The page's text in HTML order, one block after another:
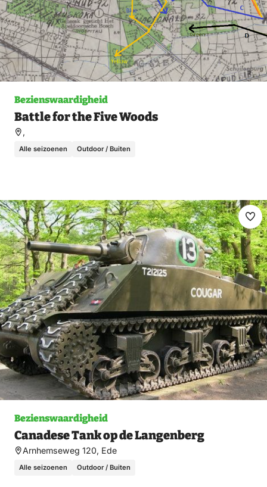
Bezienswaardigheid
Battle for the Five Woods
,
Alle seizoenen Outdoor / Buiten
Bezienswaardigheid
Canadese Tank op de Langenberg
Arnhemseweg 120, Ede
Alle seizoenen Outdoor / Buiten